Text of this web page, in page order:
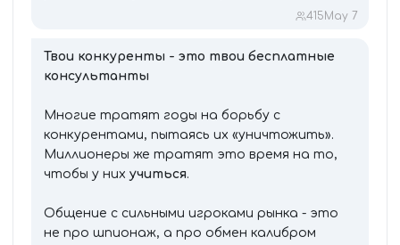
415 May 7
Твои конкуренты - это твои бесплатные
консультанты
Многие тратят годы на борьбу с
конкурентами, пытаясь их «уничтожить».
Миллионеры же тратят это время на то,
чтобы у них учиться.
Общение с сильными игроками рынка - это
не про шпионаж, а про обмен калибром